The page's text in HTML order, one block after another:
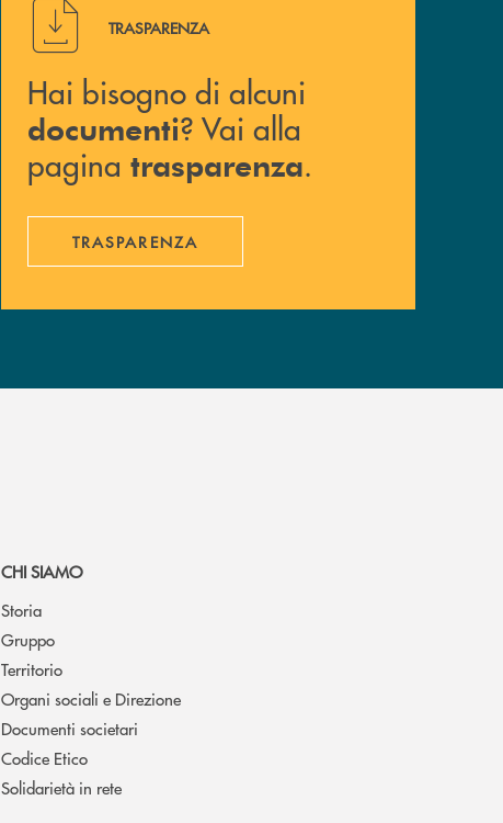
Hai bisogno di alcuni documenti ? Vai alla pagina
TRASPARENZA
Hai bisogno di alcuni
documenti? Vai alla
pagina trasparenza.
TRASPARENZA
CHI SIAMO
Storia
Gruppo
Territorio
Organi sociali e Direzione
Documenti societari
Codice Etico
Solidarietà in rete